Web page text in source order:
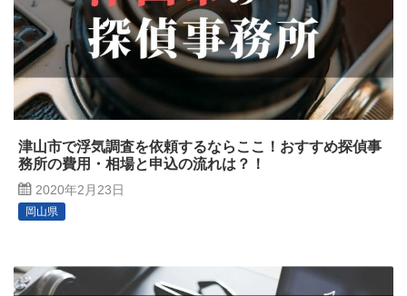
津山市で浮気調査を依頼するならここ！おすすめ探偵事
務所の費用・相場と申込の流れは？！
2020年2月23日
岡山県